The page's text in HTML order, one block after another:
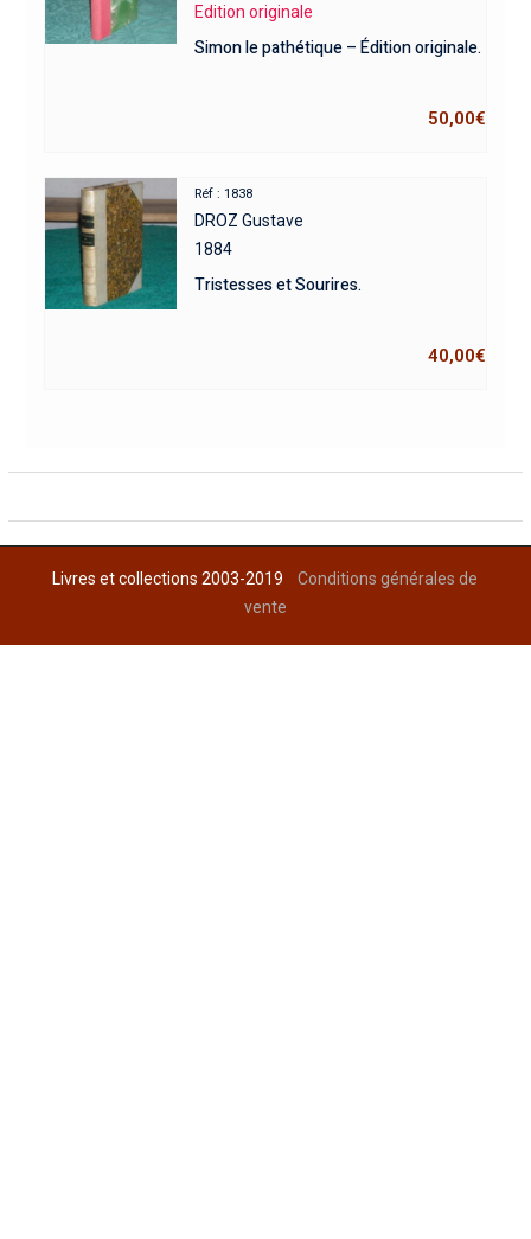
Edition originale
Simon le pathétique – Édition originale.
50,00€
Réf : 1838
DROZ Gustave
1884
Tristesses et Sourires.
40,00€
Livres et collections 2003-2019Conditions générales de
vente